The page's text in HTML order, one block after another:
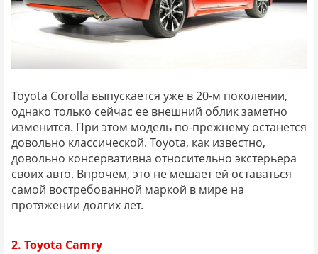
Toyota Corolla выпускается уже в 20-м поколении,
однако только сейчас ее внешний облик заметно
изменится. При этом модель по-прежнему останется
довольно классической. Toyota, как известно,
довольно консервативна относительно экстерьера
своих авто. Впрочем, это не мешает ей оставаться
самой востребованной маркой в мире на
протяжении долгих лет.
2. Toyota Camry